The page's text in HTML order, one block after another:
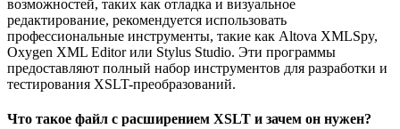
возможностей, таких как отладка и визуальное
редактирование, рекомендуется использовать
профессиональные инструменты, такие как Altova XMLSpy,
Oxygen XML Editor или Stylus Studio. Эти программы
предоставляют полный набор инструментов для разработки и
тестирования XSLT-преобразований.
Что такое файл с расширением XSLT и зачем он нужен?